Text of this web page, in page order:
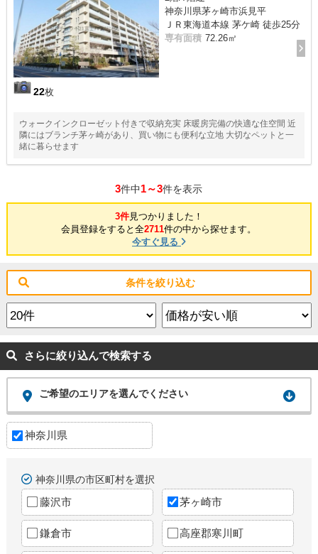
22枚
神奈川県茅ヶ崎市浜見平
ＪＲ東海道本線 茅ケ崎 徒歩25分
専有面積 72.26㎡
ウォークインクローゼット付きで収納充実 床暖房完備の快適な住空間 近
隣にはブランチ茅ヶ崎があり、買い物にも便利な立地 大切なペットと一
緒に暮らせます
3件中1～3件を表示
3件見つかりました！
会員登録をすると全2711件の中から探せます。
今すぐ見る
条件を絞り込む
さらに絞り込んで検索する
ご希望のエリアを選んでください
神奈川県
神奈川県の市区町村を選択
藤沢市 茅ヶ崎市
鎌倉市 高座郡寒川町